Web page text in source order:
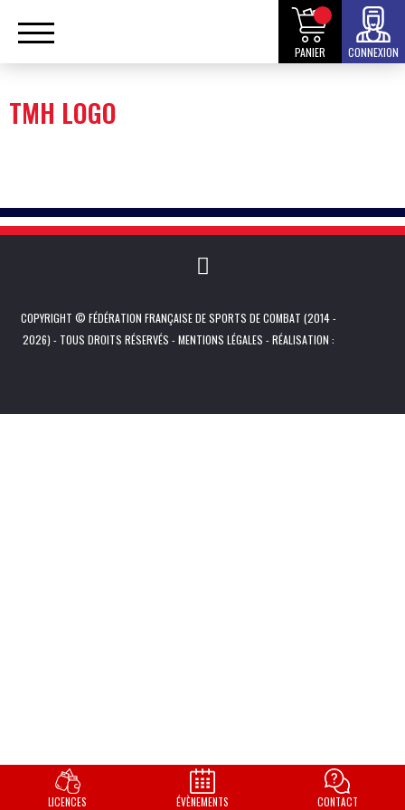
PANIER CONNEXION
TMH LOGO
COPYRIGHT © FÉDÉRATION FRANÇAISE DE SPORTS DE COMBAT (2014 -
2026) - TOUS DROITS RÉSERVÉS -MENTIONS LÉGALES - RÉALISATION :
LICENCES ÉVÈNEMENTS CONTACT